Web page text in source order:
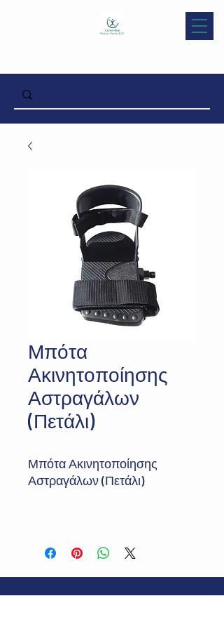
Μπότα
Ακινητοποίησης
Αστραγάλων
(Πετάλι)
Μπότα Ακινητοποίησης
Αστραγάλων (Πετάλι)